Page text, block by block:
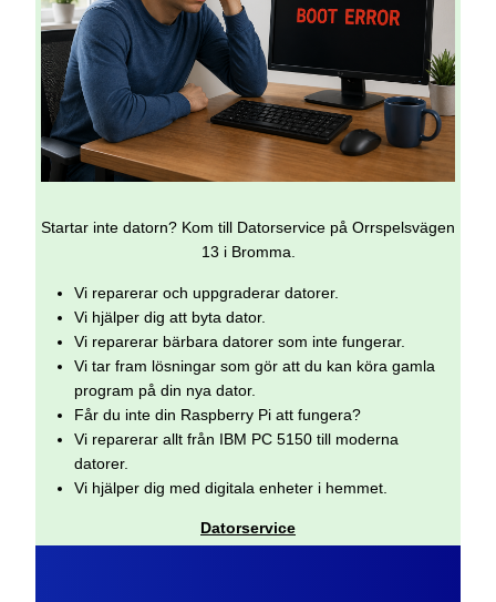
Startar inte datorn? Kom till Datorservice på Orrspelsvägen
13 i Bromma.
Vi reparerar och uppgraderar datorer.
Vi hjälper dig att byta dator.
Vi reparerar bärbara datorer som inte fungerar.
Vi tar fram lösningar som gör att du kan köra gamla
program på din nya dator.
Får du inte din Raspberry Pi att fungera?
Vi reparerar allt från IBM PC 5150 till moderna
datorer.
Vi hjälper dig med digitala enheter i hemmet.
Datorservice